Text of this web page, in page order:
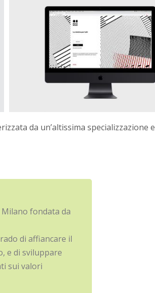
da un’altissima specializzazione
Milano fondata da
di affiancare il
e di sviluppare
sui valori